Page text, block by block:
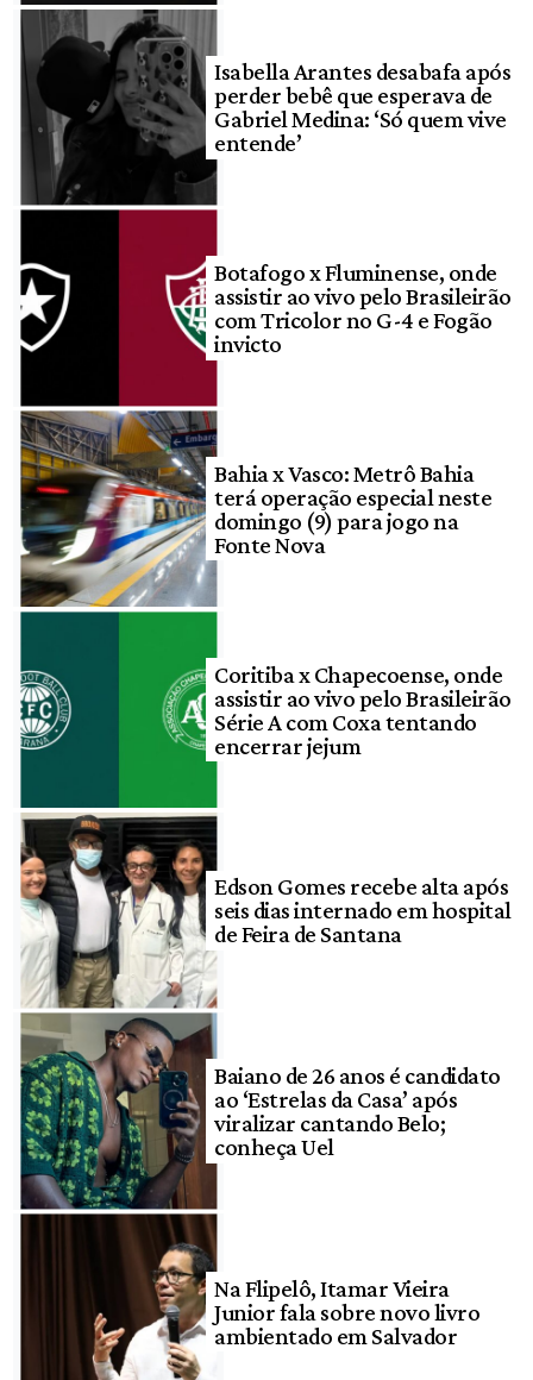
Isabella Arantes desabafa após
perder bebê que esperava de
Gabriel Medina: ‘Só quem vive
entende’
Botafogo x Fluminense, onde
assistir ao vivo pelo Brasileirão
com Tricolor no G-4 e Fogão
invicto
Bahia x Vasco: Metrô Bahia
terá operação especial neste
domingo (9) para jogo na
Fonte Nova
Coritiba x Chapecoense, onde
assistir ao vivo pelo Brasileirão
Série A com Coxa tentando
encerrar jejum
Edson Gomes recebe alta após
seis dias internado em hospital
de Feira de Santana
Baiano de 26 anos é candidato
ao ‘Estrelas da Casa’ após
viralizar cantando Belo;
conheça Uel
Na Flipelô, Itamar Vieira
Junior fala sobre novo livro
ambientado em Salvador